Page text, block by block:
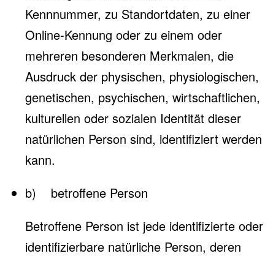
Kennnummer, zu Standortdaten, zu einer
Online-Kennung oder zu einem oder
mehreren besonderen Merkmalen, die
Ausdruck der physischen, physiologischen,
genetischen, psychischen, wirtschaftlichen,
kulturellen oder sozialen Identität dieser
natürlichen Person sind, identifiziert werden
kann.
b) betroffene Person
Betroffene Person ist jede identifizierte oder
identifizierbare natürliche Person, deren